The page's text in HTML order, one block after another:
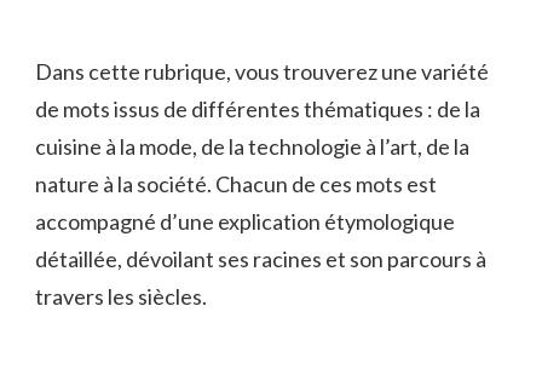
Dans cette‍ rubrique, vous trouverez une variété
de mots issus⁣ de différentes thématiques : de la
cuisine à la mode, de ⁤la technologie à ‍l’art, de la
nature à la société. Chacun ⁢de ces mots‍ est⁤
accompagné⁣ d’une explication étymologique
détaillée, dévoilant ses racines‍ et son parcours à
travers les siècles.